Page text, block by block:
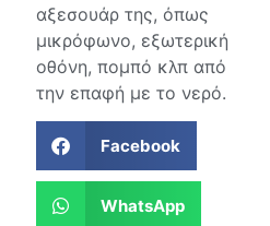
αξεσουάρ της, όπως
μικρόφωνο, εξωτερική
οθόνη, πομπό κλπ από
την επαφή με το νερό.
Facebook
WhatsApp